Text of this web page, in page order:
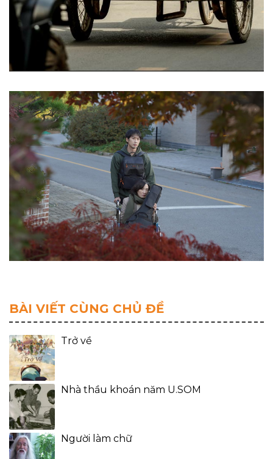
BÀI VIẾT CÙNG CHỦ ĐỀ
Trở về
Nhà thầu khoán năm U.SOM
Người làm chữ